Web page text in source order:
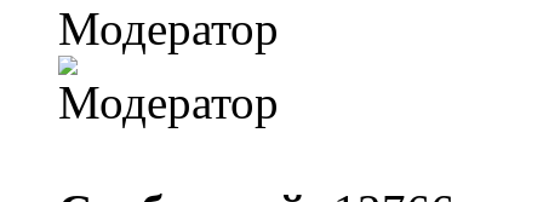
Модератор